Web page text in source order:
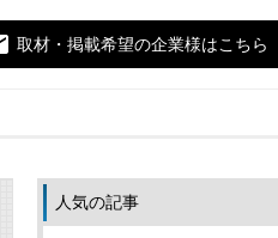
取材・掲載希望の企業様はこちら
人気の記事